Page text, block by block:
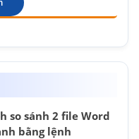
so sánh 2 file Word
bằng lệnh